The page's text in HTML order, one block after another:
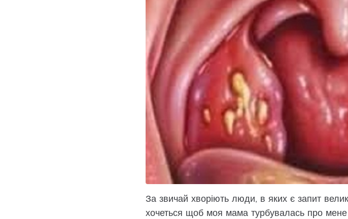
За звичай хворіють люди, в яких є запит
хочеться щоб моя мама турбувалась про мене